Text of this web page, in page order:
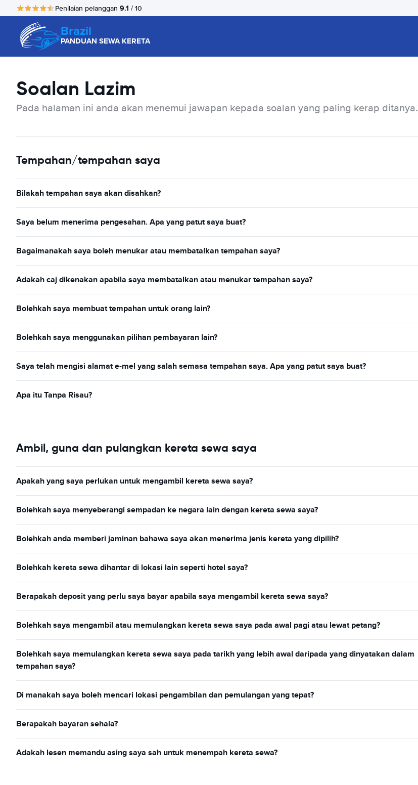
Penilaian pelanggan 9.1 / 10
Brazil
PANDUAN SEWA KERETA
Soalan Lazim
Pada halaman ini anda akan menemui jawapan kepada soalan yang paling kerap ditanya.
Tempahan/tempahan saya
Bilakah tempahan saya akan disahkan?
Saya belum menerima pengesahan. Apa yang patut saya buat?
Bagaimanakah saya boleh menukar atau membatalkan tempahan saya?
Adakah caj dikenakan apabila saya membatalkan atau menukar tempahan saya?
Bolehkah saya membuat tempahan untuk orang lain?
Bolehkah saya menggunakan pilihan pembayaran lain?
Saya telah mengisi alamat e-mel yang salah semasa tempahan saya. Apa yang patut saya buat?
Apa itu Tanpa Risau?
Ambil, guna dan pulangkan kereta sewa saya
Apakah yang saya perlukan untuk mengambil kereta sewa saya?
Bolehkah saya menyeberangi sempadan ke negara lain dengan kereta sewa saya?
Bolehkah anda memberi jaminan bahawa saya akan menerima jenis kereta yang dipilih?
Bolehkah kereta sewa dihantar di lokasi lain seperti hotel saya?
Berapakah deposit yang perlu saya bayar apabila saya mengambil kereta sewa saya?
Bolehkah saya mengambil atau memulangkan kereta sewa saya pada awal pagi atau lewat petang?
Bolehkah saya memulangkan kereta sewa saya pada tarikh yang lebih awal daripada yang dinyatakan dalam
tempahan saya?
Di manakah saya boleh mencari lokasi pengambilan dan pemulangan yang tepat?
Berapakah bayaran sehala?
Adakah lesen memandu asing saya sah untuk menempah kereta sewa?